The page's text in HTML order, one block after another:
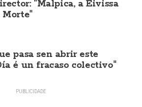
"Malpica, a Eivissa
Morte"
pasa sen abrir este
é un fracaso colectivo"